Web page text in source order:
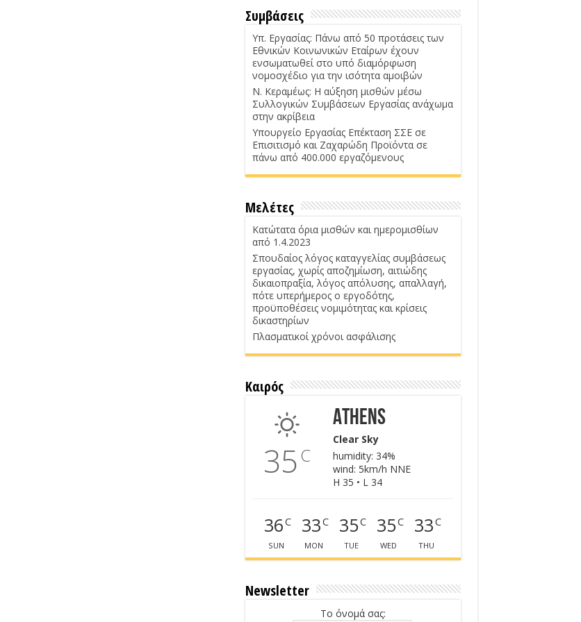
Συμβάσεις
Υπ. Εργασίας: Πάνω από 50 προτάσεις των
Εθνικών Κοινωνικών Εταίρων έχουν
ενσωματωθεί στο υπό διαμόρφωση
νομοσχέδιο για την ισότητα αμοιβών
Ν. Κεραμέως: Η αύξηση μισθών μέσω
Συλλογικών Συμβάσεων Εργασίας ανάχωμα
στην ακρίβεια
Υπουργείο Εργασίας Επέκταση ΣΣΕ σε
Επισιτισμό και Ζαχαρώδη Προϊόντα σε
πάνω από 400.000 εργαζόμενους
Μελέτες
Κατώτατα όρια μισθών και ημερομισθίων
από 1.4.2023
Σπουδαίος λόγος καταγγελίας συμβάσεως
εργασίας, χωρίς αποζημίωση, αιτιώδης
δικαιοπραξία, λόγος απόλυσης, απαλλαγή,
πότε υπερήμερος ο εργοδότης,
προϋποθέσεις νομιμότητας και κρίσεις
δικαστηρίων
Πλασματικοί χρόνοι ασφάλισης
Καιρός
35C
Athens
Clear Sky
humidity: 34%
wind: 5km/h NNE
H 35 • L 34
36C
SUN
33C
MON
35C
TUE
35C
WED
33C
THU
Newsletter
Το όνομά σας: